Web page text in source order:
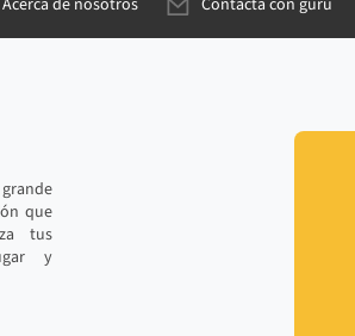
Acerca de nosotros Contacta con gurú
que
tus
y